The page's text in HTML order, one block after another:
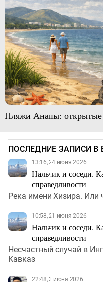
Пляжи Анапы: открытые
ПОСЛЕДНИЕ ЗАПИСИ В
13:16, 24 июня 2026
Нальчик и соседи.
справедливости
Река имени Хизира. Или
10:58, 21 июня 2026
Нальчик и соседи.
справедливости
Несчастный случай в
Кавказ
22:48, 3 июня 2026